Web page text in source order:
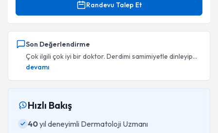
Randevu Talep Et
Son Değerlendirme
Çok ilgili çok iyi bir doktor. Derdimi samimiyetle dinleyip...
devamı
Hızlı Bakış
40yıl deneyimli Dermatoloji Uzmanı